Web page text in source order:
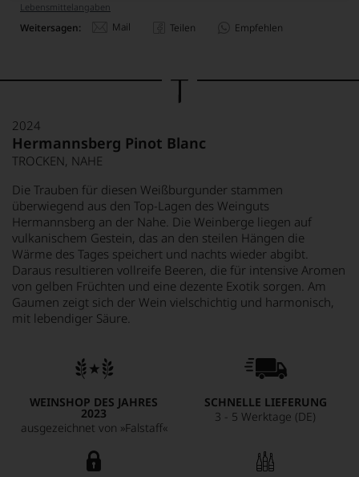
Lebensmittel­angaben
Weitersagen: Mail Teilen Empfehlen
2024
Hermannsberg Pinot Blanc
TROCKEN, NAHE
Die Trauben für diesen Weißburgunder stammen
überwiegend aus den Top-Lagen des Weinguts
Hermannsberg an der Nahe. Die Weinberge liegen auf
vulkanischem Gestein, das an den steilen Hängen die
Wärme des Tages speichert und nachts wieder abgibt.
Daraus resultieren vollreife Beeren, die für intensive Aromen
von gelben Früchten und eine dezente Exotik sorgen. Am
Gaumen zeigt sich der Wein vielschichtig und harmonisch,
mit lebendiger Säure.
WEINSHOP DES JAHRES
2023
ausgezeichnet von »Falstaff«
SCHNELLE LIEFERUNG
3 - 5 Werktage (DE)